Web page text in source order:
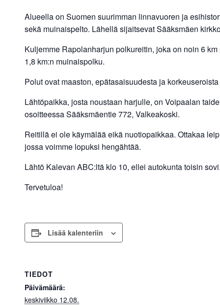
Alueella on Suomen suurimman linnavuoren ja
sekä muinaispelto. Lähellä sijaitsevat Sääksmäen
Kuljemme Rapolanharjun polkureitin, joka on noin 6
1,8 km:n muinaispolku.
Polut ovat maaston, epätasaisuudesta ja
Lähtöpaikka, josta noustaan harjulle, on Voipaalan
osoitteessa Sääksmäentie 772, Valkeakoski.
Reitillä ei ole käymälää eikä nuotiopaikkaa. Ottakaa
jossa voimme lopuksi hengähtää.
Lähtö Kalevan ABC:ltä klo 10, ellei autokunta toisin
Tervetuloa!
Lisää kalenteriin
TIEDOT
Päivämäärä:
keskiviikko 12.08.